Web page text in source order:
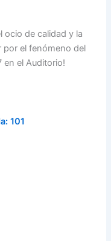
ocio de calidad y la
por el fenómeno del
en el Auditorio!
101